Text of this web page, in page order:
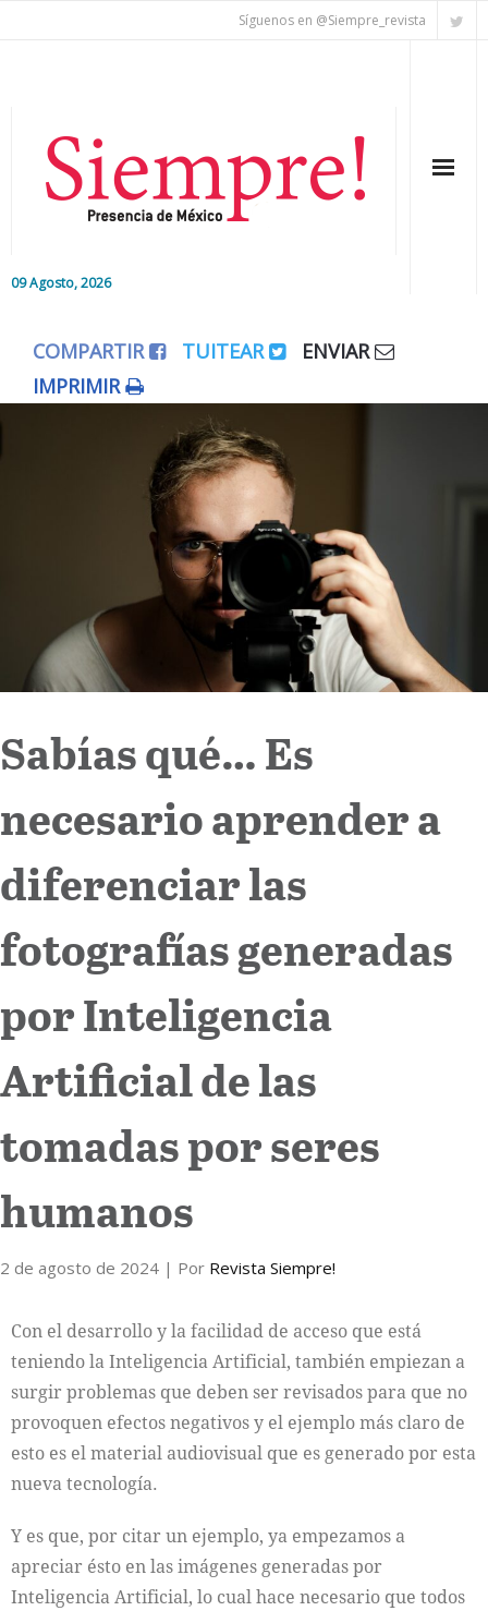
Síguenos en @Siempre_revista
09 Agosto, 2026
Editorial
Colaboradores
Internacional
COMPARTIR TUITEAR
ENVIAR
IMPRIMIR
Sabías qué… Es
necesario aprender a
diferenciar las
fotografías generadas
por Inteligencia
Artificial de las
tomadas por seres
humanos
2 de agosto de 2024 | Por Revista Siempre!
Con el desarrollo y la facilidad de acceso que está
teniendo la Inteligencia Artificial, también empiezan a
surgir problemas que deben ser revisados para que no
provoquen efectos negativos y el ejemplo más claro de
esto es el material audiovisual que es generado por esta
nueva tecnología.
Y es que, por citar un ejemplo, ya empezamos a
apreciar ésto en las imágenes generadas por
Inteligencia Artificial, lo cual hace necesario que todos